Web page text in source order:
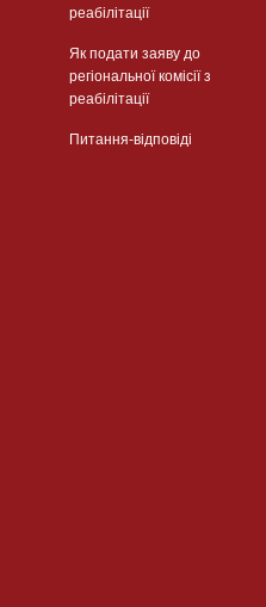
реабілітації
Як подати заяву до
регіональної комісії з
реабілітації
Питання-відповіді